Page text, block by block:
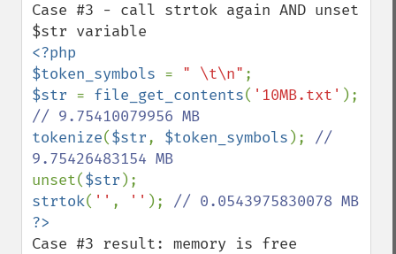
Case #3 - call strtok again AND unset
<?php
$token_symbols = " \t\n"
$str = file_get_contents( '10MB.txt'
tokenize($str, $token_symbols ); //
unset($str
strtok( '' , '' );
Case #3 result: memory is free